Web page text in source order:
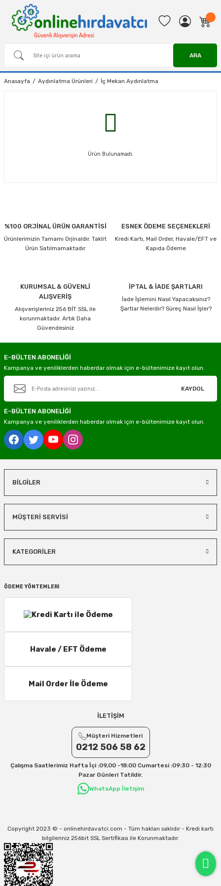
ARA
Anasayfa Aydınlatma Ürünleri İç Mekan Aydınlatma
Ürün Bulunamadı.
%100 ORJİNAL ÜRÜN GARANTİSİ
Ürünlerimizin Tamamı Orjinaldir. Taklit
Ürün Satılmamaktadır
ESNEK ÖDEME SEÇENEKLERİ
Kredi Kartı, Mail Order, Havale/EFT ve
Kapıda Ödeme
KURUMSAL & GÜVENLİ
ALIŞVERİŞ
Alışverişleriniz 256 BİT SSL ile
korunmaktadır. Artık Daha
Güvendesiniz
İPTAL & İADE ŞARTLARI
İade İşlemini Nasıl Yapacaksınız?
Şartlar Nelerdir? Süreç Nasıl İşler?
E-BÜLTEN ABONELİĞİ
Kampanya ve yeniliklerden haberdar olmak için e-bültenimize kayıt olun.
KAYDOL
E-BÜLTEN ABONELİĞİ
Kampanya ve yeniliklerden haberdar olmak için e-bültenimize kayıt olun.
BİLGİLER
MÜŞTERİ SERVİSİ
KATEGORİLER
ÖDEME YÖNTEMLERİ
Havale / EFT Ödeme
Mail Order İle Ödeme
İLETİŞİM
Müşteri Hizmetleri
0212 506 58 62
Çalışma Saatlerimiz Hafta İçi :09,00 -18:00 Cumartesi :09:30 - 12:30
Pazar Günleri Tatildir.
WhatsApp İletişim
Copyright 2023 © - onlinehirdavatci.com - Tüm hakları saklıdır - Kredi kartı
bilgileriniz 256bit SSL Sertifikası ile Korunmaktadır.